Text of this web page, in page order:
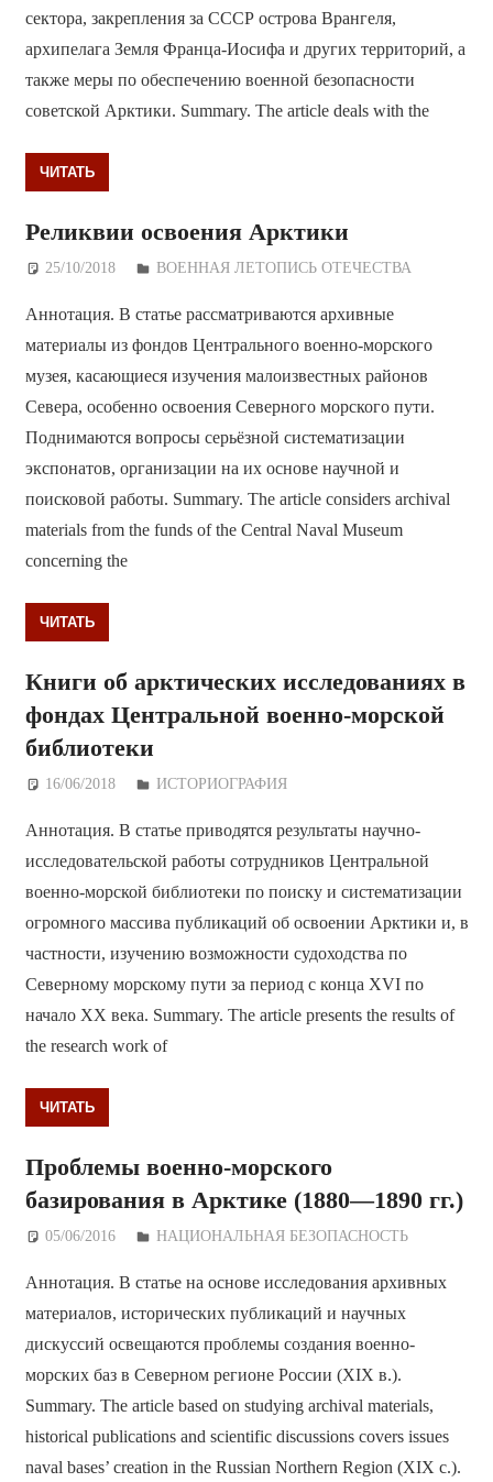
сектора, закрепления за СССР острова Врангеля,
архипелага Земля Франца-Иосифа и других территорий, а
также меры по обеспечению военной безопасности
советской Арктики. Summary. The article deals with the
ЧИТАТЬ
Реликвии освоения Арктики
25/10/2018 Дежурный по Редакции
ВОЕННАЯ ЛЕТОПИСЬ ОТЕЧЕСТВА
Аннотация. В статье рассматриваются архивные
материалы из фондов Центрального военно-морского
музея, касающиеся изучения малоизвестных районов
Севера, особенно освоения Северного морского пути.
Поднимаются вопросы серьёзной систематизации
экспонатов, организации на их основе научной и
поисковой работы. Summary. The article considers archival
materials from the funds of the Central Naval Museum
concerning the
ЧИТАТЬ
Книги об арктических исследованиях в
фондах Центральной военно-морской
библиотеки
16/06/2018 Дежурный по Редакции
ИСТОРИОГРАФИЯ
Аннотация. В статье приводятся результаты научно-
исследовательской работы сотрудников Центральной
военно-морской библиотеки по поиску и систематизации
огромного массива публикаций об освоении Арктики и, в
частности, изучению возможности судоходства по
Северному морскому пути за период с конца XVI по
начало XX века. Summary. The article presents the results of
the research work of
ЧИТАТЬ
Проблемы военно-морского
базирования в Арктике (1880—1890 гг.)
05/06/2016 Дежурный по Редакции
НАЦИОНАЛЬНАЯ БЕЗОПАСНОСТЬ
Аннотация. В статье на основе исследования архивных
материалов, исторических публикаций и научных
дискуссий освещаются проблемы создания военно-
морских баз в Северном регионе России (XIX в.).
Summary. The article based on studying archival materials,
historical publications and scientific discussions covers issues
naval bases’ creation in the Russian Northern Region (XIX c.).